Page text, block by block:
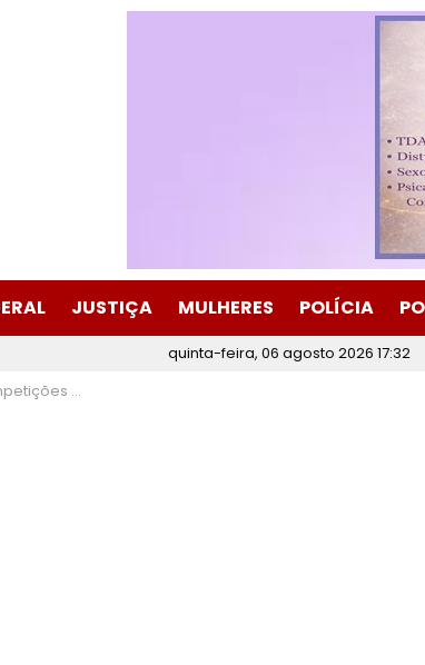
JUSTIÇA MULHERES POLÍCIA
quinta-feira, 06 agosto 2026 17:32
60 anos da cidade